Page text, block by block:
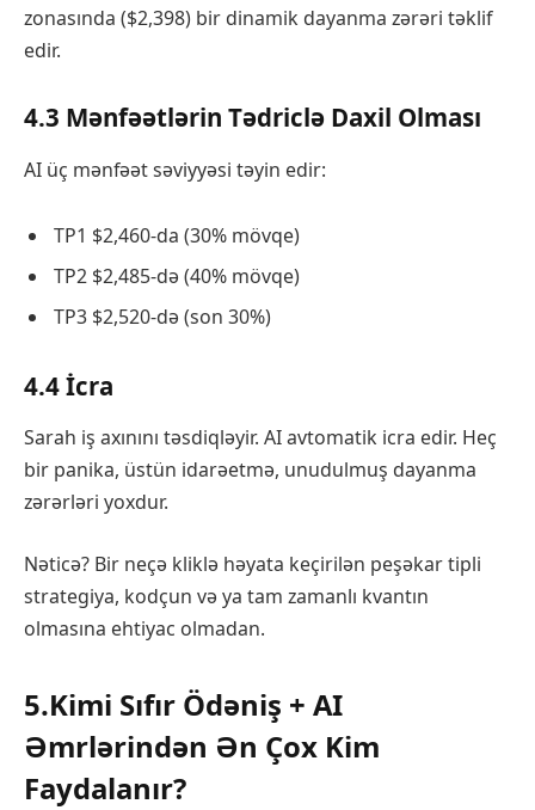
zonasında ($2,398) bir dinamik dayanma zərəri təklif
edir.
4.3 Mənfəətlərin Tədriclə Daxil Olması
AI üç mənfəət səviyyəsi təyin edir:
TP1 $2,460-da (30% mövqe)
TP2 $2,485-də (40% mövqe)
TP3 $2,520-də (son 30%)
4.4 İcra
Sarah iş axınını təsdiqləyir. AI avtomatik icra edir. Heç
bir panika, üstün idarəetmə, unudulmuş dayanma
zərərləri yoxdur.
Nəticə? Bir neçə kliklə həyata keçirilən peşəkar tipli
strategiya, kodçun və ya tam zamanlı kvantın
olmasına ehtiyac olmadan.
5.Kimi Sıfır Ödəniş + AI
Əmrlərindən Ən Çox Kim
Faydalanır?